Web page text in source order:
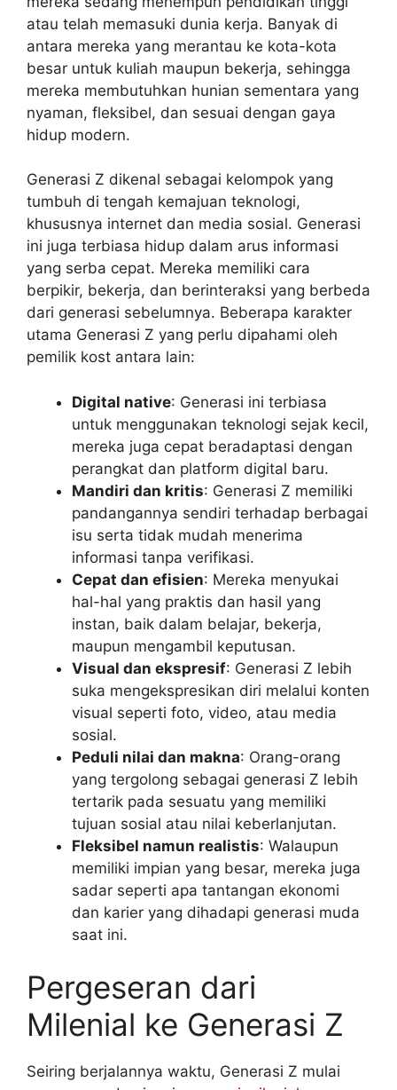
atau telah memasuki dunia kerja. Banyak di
antara mereka yang merantau ke kota-kota
besar untuk kuliah maupun bekerja, sehingga
mereka membutuhkan hunian sementara yang
nyaman, fleksibel, dan sesuai dengan gaya
hidup modern.
Generasi Z dikenal sebagai kelompok yang
tumbuh di tengah kemajuan teknologi,
khususnya internet dan media sosial. Generasi
ini juga terbiasa hidup dalam arus informasi
yang serba cepat. Mereka memiliki cara
berpikir, bekerja, dan berinteraksi yang berbeda
dari generasi sebelumnya. Beberapa karakter
utama Generasi Z yang perlu dipahami oleh
pemilik kost antara lain:
Digital native: Generasi ini terbiasa
untuk menggunakan teknologi sejak kecil,
mereka juga cepat beradaptasi dengan
perangkat dan platform digital baru.
Mandiri dan kritis: Generasi Z memiliki
pandangannya sendiri terhadap berbagai
isu serta tidak mudah menerima
informasi tanpa verifikasi.
Cepat dan efisien: Mereka menyukai
hal-hal yang praktis dan hasil yang
instan, baik dalam belajar, bekerja,
maupun mengambil keputusan.
Visual dan ekspresif: Generasi Z lebih
suka mengekspresikan diri melalui konten
visual seperti foto, video, atau media
sosial.
Peduli nilai dan makna: Orang-orang
yang tergolong sebagai generasi Z lebih
tertarik pada sesuatu yang memiliki
tujuan sosial atau nilai keberlanjutan.
Fleksibel namun realistis: Walaupun
memiliki impian yang besar, mereka juga
sadar seperti apa tantangan ekonomi
dan karier yang dihadapi generasi muda
saat ini.
Pergeseran dari
Milenial ke Generasi Z
Seiring berjalannya waktu, Generasi Z mulai